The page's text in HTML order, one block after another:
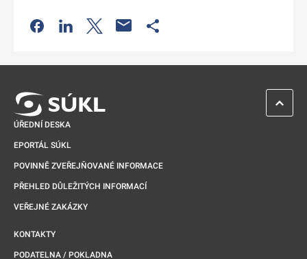
Odkaz se otevře na nové kartě
Odkaz se otevře na nové kartě
Odkaz se otevře na nové kartě
ÚŘEDNÍ DESKA
EPORTÁL SÚKL
POVINNĚ ZVEŘEJŇOVANÉ INFORMACE
PŘEHLED DŮLEŽITÝCH INFORMACÍ
VEŘEJNÉ ZAKÁZKY
KONTAKTY
PODATELNA / POKLADNA
ZPĚT